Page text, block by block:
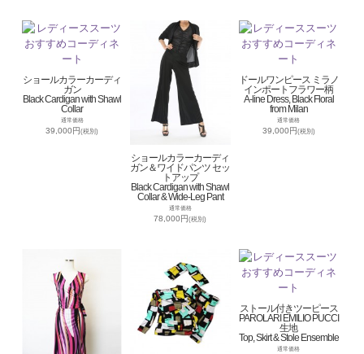
ショールカラーカーディ
ガン
Black Cardigan with Shawl
Collar
通常価格
39,000円(税別)
ショールカラーカーディ
ガン＆ワイドパンツ セッ
トアップ
Black Cardigan with Shawl
Collar & Wide-Leg Pant
通常価格
78,000円(税別)
ドールワンピース ミラノ
インポートフラワー柄
A-line Dress, Black Floral
from Milan
通常価格
39,000円(税別)
ストール付きツーピース
PAROLARI EMILIO PUCCI
生地
Top, Skirt & Stole Ensemble
通常価格